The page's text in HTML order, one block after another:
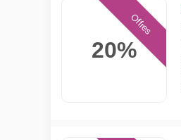
20%
Offres